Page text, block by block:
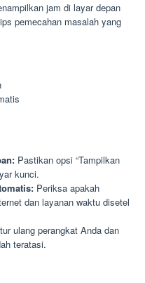
jam di layar depan
pemecahan masalah yang
Pastikan opsi “Tampilkan
kunci.
Periksa apakah
dan layanan waktu disetel
ulang perangkat Anda dan
teratasi.